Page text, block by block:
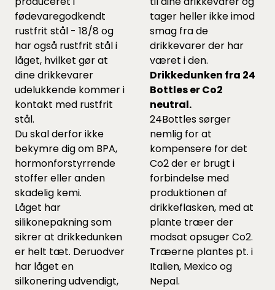
fødevaregodkendt
rustfrit stål - 18/8 og
har også rustfrit stål i
låget, hvilket gør at
dine drikkevarer
udelukkende kommer i
kontakt med rustfrit
stål.
Du skal derfor ikke
bekymre dig om BPA,
hormonforstyrrende
stoffer eller anden
skadelig kemi.
Låget har
silikonepakning som
sikrer at drikkedunken
er helt tæt. Deruodver
har låget en
silkonering udvendigt,
tager heller ikke imod
smag fra de
drikkevarer der har
været i den.
Drikkedunken fra 24
Bottles er Co2
neutral.
24Bottles sørger
nemlig for at
kompensere for det
Co2 der er brugt i
forbindelse med
produktionen af
drikkeflasken, med at
plante træer der
modsat opsuger Co2.
Træerne plantes pt. i
Italien, Mexico og
Nepal.